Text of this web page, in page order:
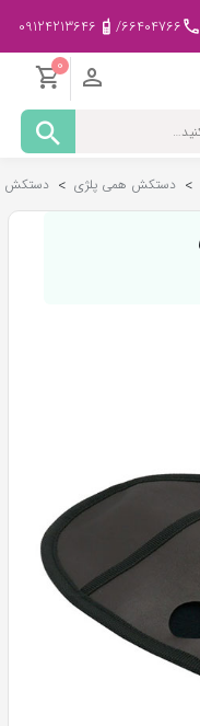
66404766
/
09124213646
0
> دستکش همی پلژی > دستکش